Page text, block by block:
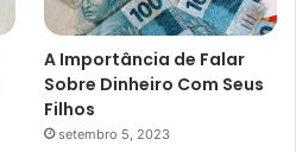
A Importância de Falar
Sobre Dinheiro Com Seus
Filhos
setembro 5, 2023